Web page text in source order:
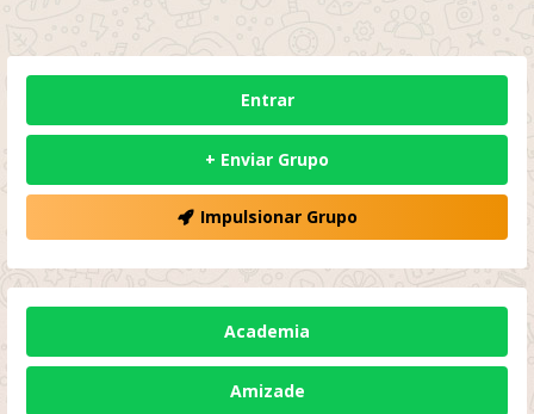
Entrar
+ Enviar Grupo
Impulsionar Grupo
Academia
Amizade